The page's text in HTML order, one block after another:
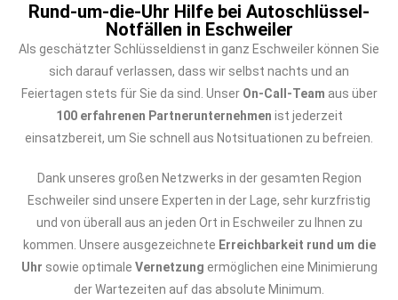
Rund-um-die-Uhr Hilfe bei Autoschlüssel-
Notfällen in Eschweiler
Als geschätzter Schlüsseldienst in ganz Eschweiler können Sie
sich darauf verlassen, dass wir selbst nachts und an
Feiertagen stets für Sie da sind. Unser On-Call-Team aus über
100 erfahrenen Partnerunternehmen ist jederzeit
einsatzbereit, um Sie schnell aus Notsituationen zu befreien.
Dank unseres großen Netzwerks in der gesamten Region
Eschweiler sind unsere Experten in der Lage, sehr kurzfristig
und von überall aus an jeden Ort in Eschweiler zu Ihnen zu
kommen. Unsere ausgezeichnete Erreichbarkeit rund um die
Uhr sowie optimale Vernetzung ermöglichen eine Minimierung
der Wartezeiten auf das absolute Minimum.